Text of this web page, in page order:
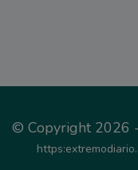
© Copyright 2026